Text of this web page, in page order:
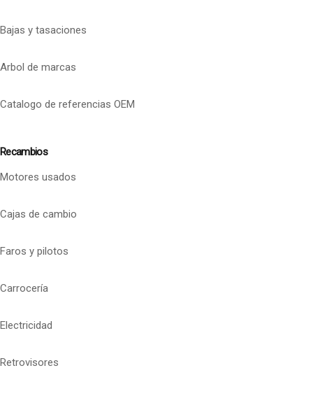
Bajas y tasaciones
Arbol de marcas
Catalogo de referencias OEM
Recambios
Motores usados
Cajas de cambio
Faros y pilotos
Carrocería
Electricidad
Retrovisores